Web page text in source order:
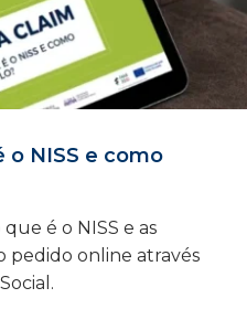
o NISS e como
é o NISS e as
pedido online através